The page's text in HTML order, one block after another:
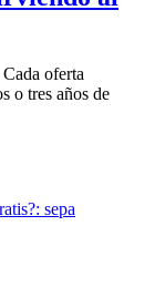
oferta
o tres años de